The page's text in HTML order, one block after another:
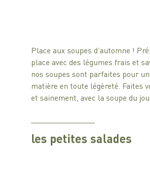
Place aux soupes d’automne !
place avec des légumes frais et
nos soupes sont parfaites pour
matière en toute légèreté. Faites
et sainement, avec la soupe du
les petites salades